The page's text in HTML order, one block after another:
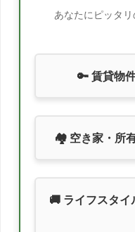
あなたにピッタ
🔑 賃貸物
🏘️ 空き家・所
🚚 ライフスタ